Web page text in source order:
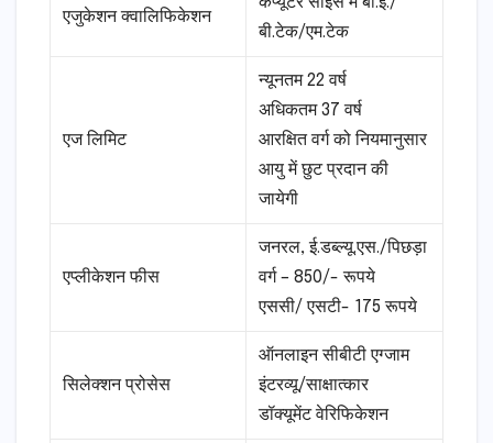
एजुकेशन क्वालिफिकेशन
बी.टेक/एम.टेक
एज लिमिट
न्यूनतम 22 वर्ष
अधिकतम 37 वर्ष
आरक्षित वर्ग को नियमानुसार
आयु में छुट प्रदान की
जायेगी
एप्लीकेशन फीस
जनरल, ई.डब्ल्यू.एस./पिछड़ा
वर्ग – 850/- रूपये
एससी/ एसटी- 175 रूपये
सिलेक्शन प्रोसेस
ऑनलाइन सीबीटी एग्जाम
इंटरव्यू/साक्षात्कार
डॉक्यूमेंट वेरिफिकेशन